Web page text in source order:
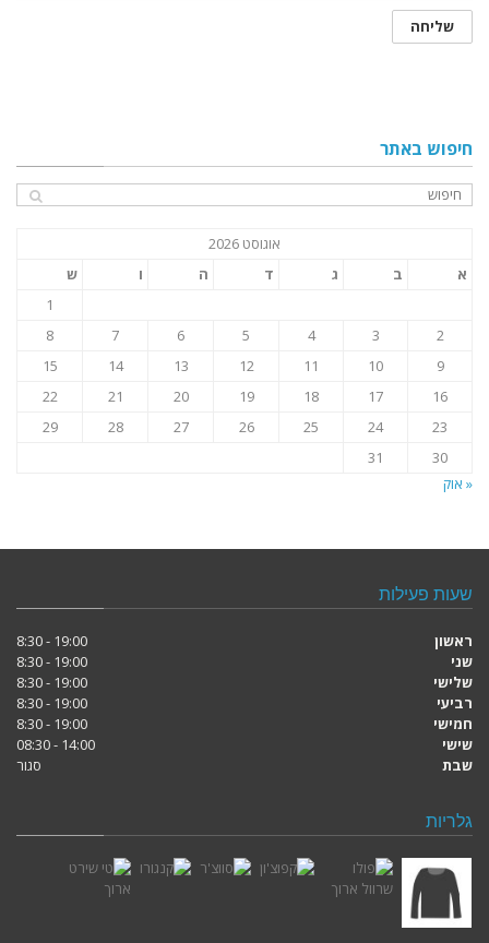
חיפוש באתר
אוגוסט 2026
א
ב ג ד ה ו
ש
1
2
3
4
5
6
7
8
9
10
11
12
13
14
15
16
17
18
19
20
21
22
23
24
25
26
27
28
29
30
31
« אוק
שעות פעילות
ראשון
19:00 - 8:30
שני
19:00 - 8:30
שלישי
19:00 - 8:30
רביעי
19:00 - 8:30
חמישי
19:00 - 8:30
שישי
14:00 - 08:30
שבת
סגור
גלריות